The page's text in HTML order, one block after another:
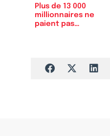
Plus de 13 000
millionnaires ne
paient pas